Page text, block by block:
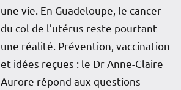
une vie. En Guadeloupe, le cancer
du col de l’utérus reste pourtant
une réalité. Prévention, vaccination
et idées reçues : le Dr Anne-Claire
Aurore répond aux questions